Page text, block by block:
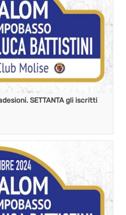
SETTANTA gli iscritti